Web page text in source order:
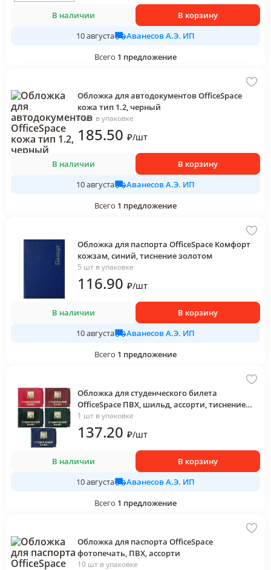
В наличии
В корзину
10 августа
Аванесов А.Э. ИП
Всего 1 предложение
Обложка для автодокументов OfficeSpace
кожа тип 1.2, черный
1 шт в упаковке
185.50 ₽/шт
В наличии
В корзину
10 августа
Аванесов А.Э. ИП
Всего 1 предложение
Обложка для паспорта OfficeSpace Комфорт
кожзам, синий, тиснение золотом
5 шт в упаковке
116.90 ₽/шт
В наличии
В корзину
10 августа
Аванесов А.Э. ИП
Всего 1 предложение
Обложка для студенческого билета
OfficeSpace ПВХ, шильд, ассорти, тиснение
золото Герб
1 шт в упаковке
137.20 ₽/шт
В наличии
В корзину
10 августа
Аванесов А.Э. ИП
Всего 1 предложение
Обложка для паспорта OfficeSpace
фотопечать, ПВХ, ассорти
10 шт в упаковке